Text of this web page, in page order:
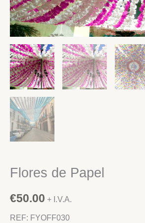
Flores de Papel
€50.00 + I.V.A.
REF: FYOFF030